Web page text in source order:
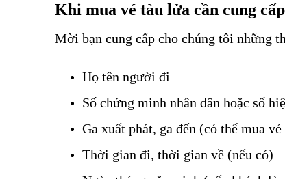
Khi mua vé tàu lửa cần cung
Mời bạn cung cấp cho chúng tôi những
Họ tên người đi
Số chứng minh nhân dân hoặc số
Ga xuất phát, ga đến (có thể mua
Thời gian đi, thời gian về (nếu có)